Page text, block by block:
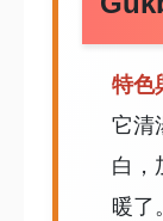
特色
它清
白，
暖了